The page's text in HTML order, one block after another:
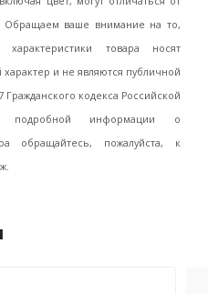
Обращаем ваше внимание на то,
товара носят
и не являются публичной
кодекса Российской
подробной информации о
обращайтесь, пожалуйста, к